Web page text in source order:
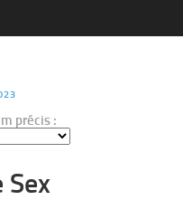
précis :
Sex